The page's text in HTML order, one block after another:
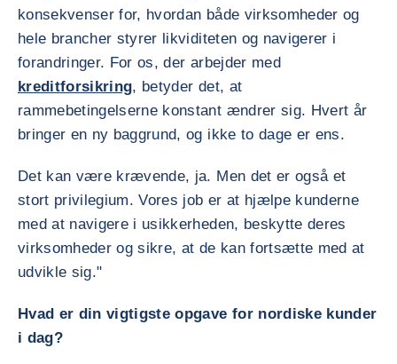
konsekvenser for, hvordan både virksomheder og
hele brancher styrer likviditeten og navigerer i
forandringer. For os, der arbejder med
kreditforsikring, betyder det, at
rammebetingelserne konstant ændrer sig. Hvert år
bringer en ny baggrund, og ikke to dage er ens.
Det kan være krævende, ja. Men det er også et
stort privilegium. Vores job er at hjælpe kunderne
med at navigere i usikkerheden, beskytte deres
virksomheder og sikre, at de kan fortsætte med at
udvikle sig."
Hvad er din vigtigste opgave for nordiske kunder
i dag?